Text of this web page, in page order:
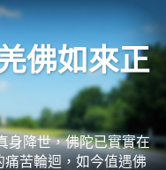
佛如來正
身降世，佛陀已實實在
苦輪迴，如今值遇佛